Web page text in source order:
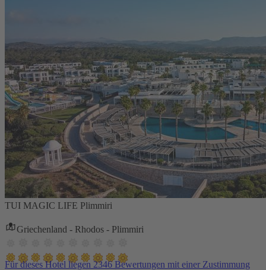
TUI MAGIC LIFE Plimmiri
Griechenland - Rhodos - Plimmiri
Für dieses Hotel liegen 2346 Bewertungen mit einer Zustimmung